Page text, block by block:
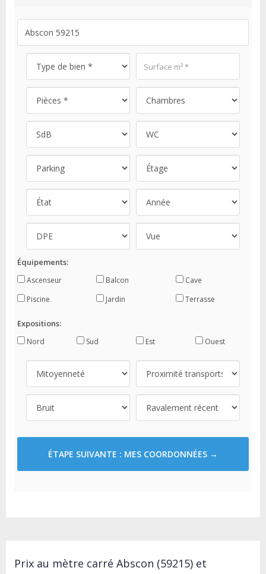
Équipements:
Ascenseur Balcon
Cave
Piscine
Jardin Terrasse
Expositions:
Nord Sud Est Ouest
ÉTAPE SUIVANTE : MES COORDONNÉES →
Prix au mètre carré Abscon (59215) et